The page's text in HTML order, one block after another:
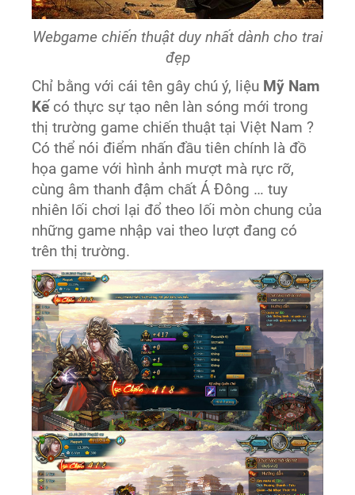
Webgame chiến thuật duy nhất dành cho trai
đẹp
Chỉ bằng với cái tên gây chú ý, liệu Mỹ Nam
Kế có thực sự tạo nên làn sóng mới trong
thị trường game chiến thuật tại Việt Nam ?
Có thể nói điểm nhấn đầu tiên chính là đồ
họa game với hình ảnh mượt mà rực rỡ,
cùng âm thanh đậm chất Á Đông … tuy
nhiên lối chơi lại đổ theo lối mòn chung của
những game nhập vai theo lượt đang có
trên thị trường.